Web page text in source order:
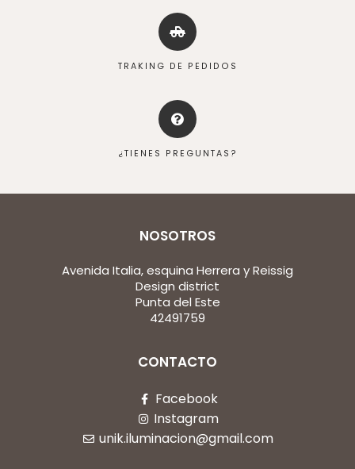
TRAKING DE PEDIDOS
¿TIENES PREGUNTAS?
NOSOTROS
Avenida Italia, esquina Herrera y Reissig
Design district
Punta del Este
42491759
CONTACTO
Facebook
Instagram
unik.iluminacion@gmail.com